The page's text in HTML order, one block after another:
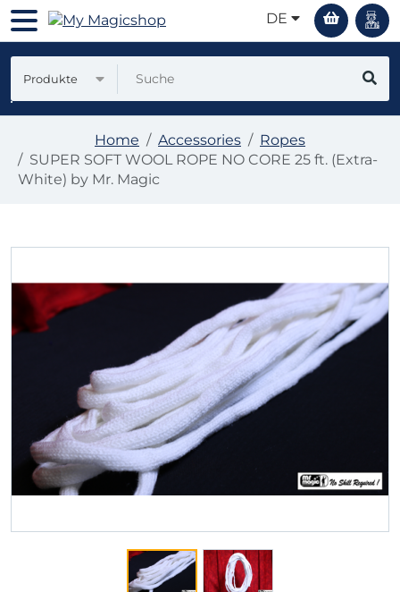
DE
Produkte
Home Accessories
Ropes
SUPER SOFT WOOL ROPE NO CORE 25 ft. (Extra-
White) by Mr. Magic